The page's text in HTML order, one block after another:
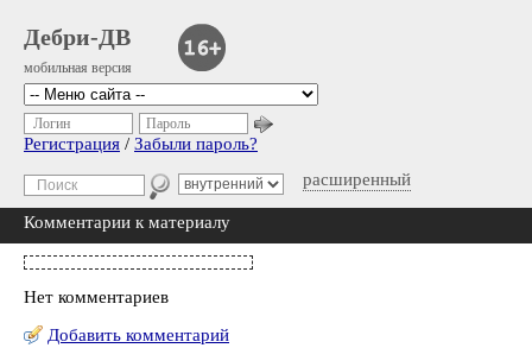
Дебри-ДВ
мобильная версия
расширенный
Логин Пароль
Регистрация / Забыли пароль?
Комментарии к материалу
Нет комментариев
Добавить комментарий